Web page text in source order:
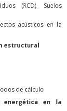
(RCD). Suelos
acústicos en la
estructural
de cálculo
energética en la